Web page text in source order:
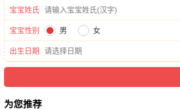
宝宝姓氏
宝宝性别 男 女
出生日期
为您推荐